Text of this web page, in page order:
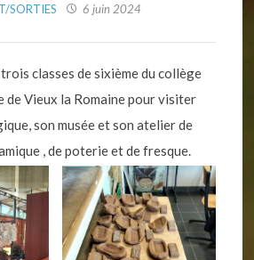
SORTIES 6 juin 2024
classes de sixième du collège
de Vieux la Romaine pour visiter
son musée et son atelier de
, de poterie et de fresque.